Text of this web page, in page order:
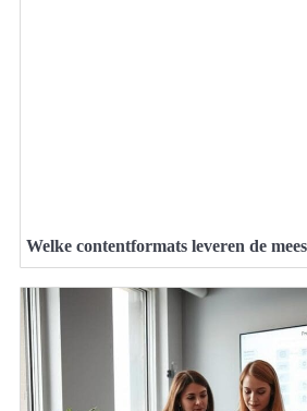
Welke contentformats leveren de